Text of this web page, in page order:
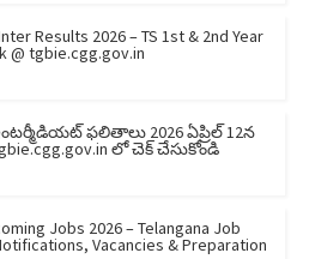
Results 2026 – TS 1st & 2nd Year
@ tgbie.cgg.gov.in
ఫలితాలు 2026 ఏప్రిల్ 12న
లో చెక్ చేసుకోండి
Jobs 2026 – Telangana Job
Vacancies & Preparation